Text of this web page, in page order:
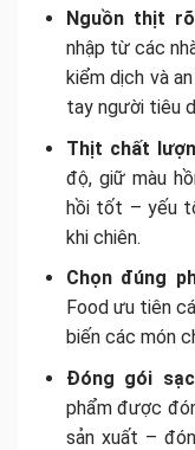
Nguồn thịt
nhập từ các
kiểm dịch và
tay người tiêu
Thịt chất
độ, giữ màu
hồi tốt – yếu
khi chiên.
Chọn đúng
Food ưu tiên
biến các món
Đóng gói
phẩm được
sản xuất –